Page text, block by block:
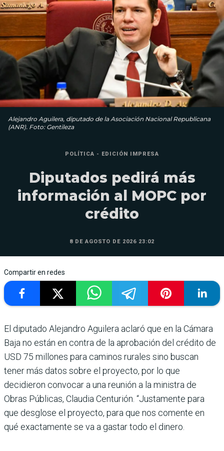
Alejandro Aguilera, diputado de la Asociación Nacional Republicana
(ANR). Foto: Gentileza
POLÍTICA - EDICIÓN IMPRESA
Diputados pedirá más
información al MOPC por
crédito
8 DE AGOSTO DE 2026 23:02
Compartir en redes
El diputado Alejandro Aguilera aclaró que en la Cámara
Baja no están en contra de la aprobación del crédito de
USD 75 millones para caminos rurales sino buscan
tener más datos sobre el proyecto, por lo que
decidieron convocar a una reunión a la ministra de
Obras Públicas, Claudia Centurión. “Justamente para
que desglose el proyecto, para que nos comente en
qué exactamente se va a gastar todo el dinero.